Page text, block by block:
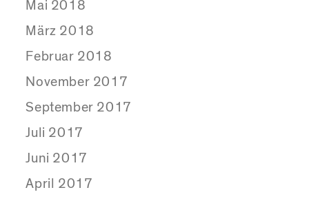
Mai 2018
März 2018
Februar 2018
November 2017
September 2017
Juli 2017
Juni 2017
April 2017